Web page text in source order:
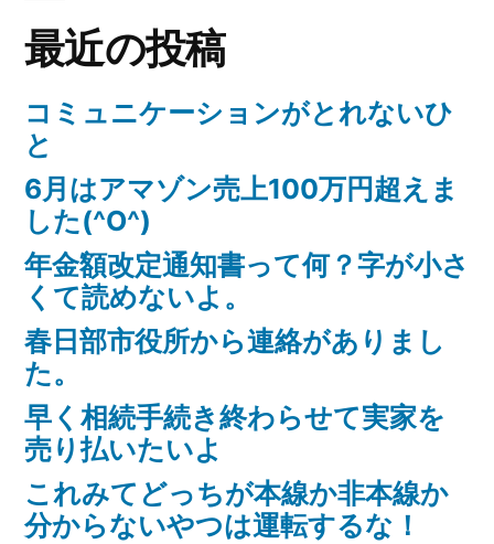
最近の投稿
コミュニケーションがとれないひ
と
6月はアマゾン売上100万円超えま
した(^O^)
年金額改定通知書って何？字が小さ
くて読めないよ。
春日部市役所から連絡がありまし
た。
早く相続手続き終わらせて実家を
売り払いたいよ
これみてどっちが本線か非本線か
分からないやつは運転するな！